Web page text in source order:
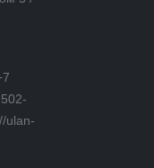
ulan-